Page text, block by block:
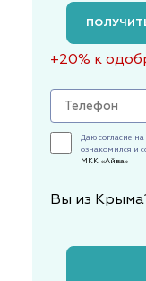
+20% к
Даю согласие
ознакомился и
МКК «Айва»
Вы из